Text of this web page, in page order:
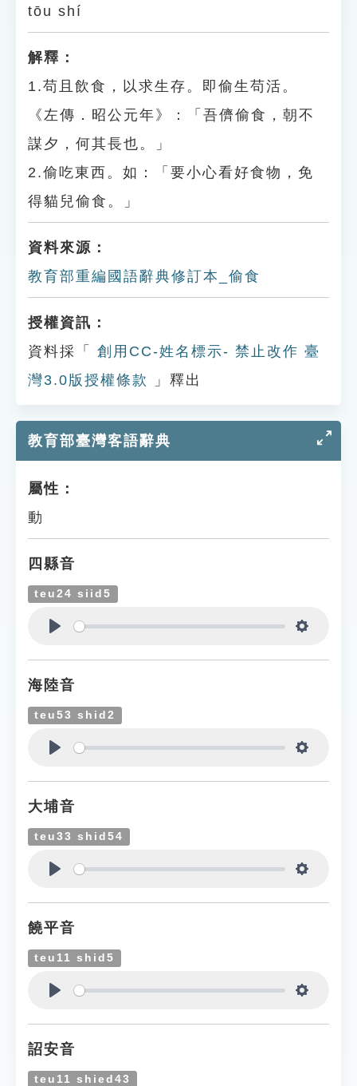
tōu shí
解釋：
1.苟且飲食，以求生存。即偷生苟活。
《左傳．昭公元年》：「吾儕偷食，朝不
謀夕，何其長也。」
2.偷吃東西。如：「要小心看好食物，免
得貓兒偷食。」
資料來源：
教育部重編國語辭典修訂本_偷食
授權資訊：
資料採「
創用CC-姓名標示- 禁止改作 臺
灣3.0版授權條款
」釋出
教育部臺灣客語辭典
屬性：
動
四縣音
teu24 siid5
海陸音
teu53 shid2
大埔音
teu33 shid54
饒平音
teu11 shid5
詔安音
teu11 shied43